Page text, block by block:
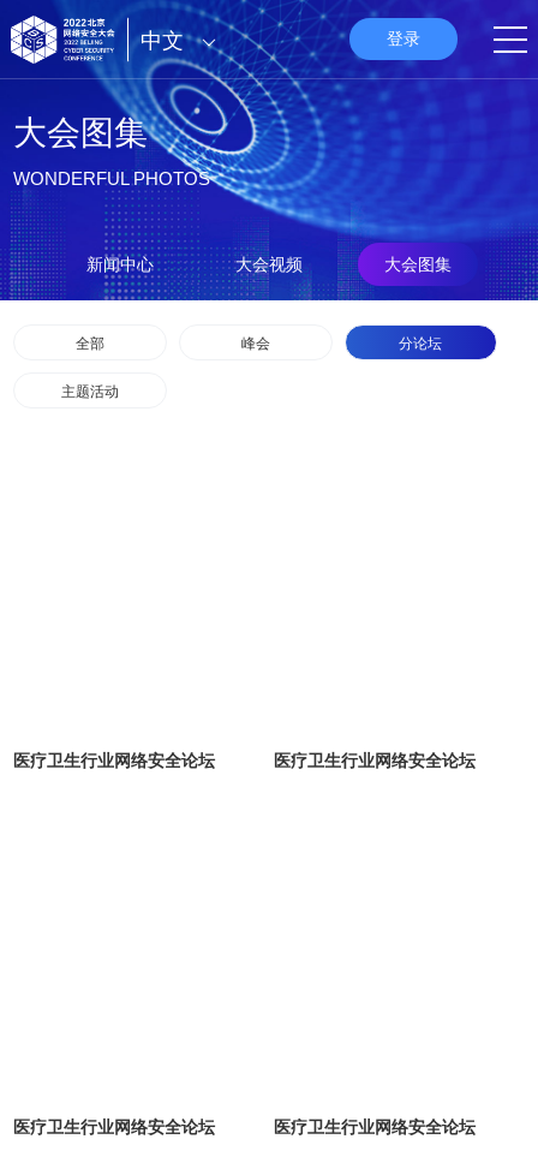
中文 登录
大会图集
WONDERFUL PHOTOS
新闻中心 大会视频 大会图集
全部 峰会 分论坛
主题活动
医疗卫生行业网络安全论坛 医疗卫生行业网络安全论坛
医疗卫生行业网络安全论坛 医疗卫生行业网络安全论坛